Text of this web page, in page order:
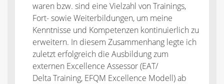
waren bzw. sind eine Vielzahl von Trainings,
Fort- sowie Weiterbildungen, um meine
Kenntnisse und Kompetenzen kontinuierlich zu
erweitern. In diesem Zusammenhang legte ich
zuletzt erfolgreich die Ausbildung zum
externen Excellence Assessor (EAT/
Delta Training, EFQM Excellence Modell) ab